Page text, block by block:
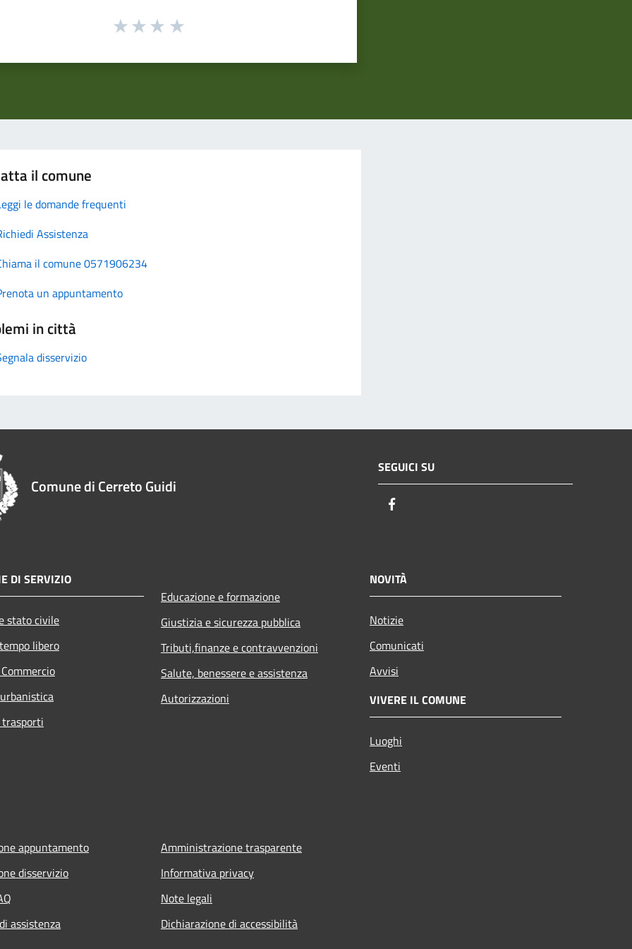
il comune
le domande frequenti
Assistenza
il comune 0571906234
un appuntamento
in città
disservizio
Comune di Cerreto Guidi
SEGUICI SU
DI SERVIZIO
stato civile
libero
Educazione e formazione
Giustizia e sicurezza pubblica
Tributi,finanze e contravvenzioni
Salute, benessere e assistenza
Autorizzazioni
NOVITÀ
Notizie
Comunicati
Avvisi
VIVERE IL COMUNE
Luoghi
Eventi
appuntamento
disservizio
assistenza
Amministrazione trasparente
Informativa privacy
Note legali
Dichiarazione di accessibilità